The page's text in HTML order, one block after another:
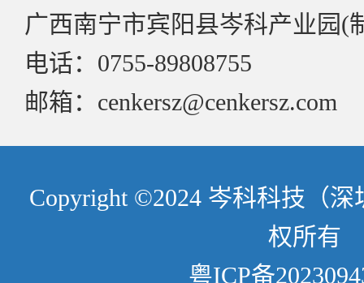
广西南宁市宾阳县岑科产业园(
电话：0755-89808755
邮箱：cenkersz@cenkersz.com
Copyright ©2024 岑科科技（
权所有
粤ICP备